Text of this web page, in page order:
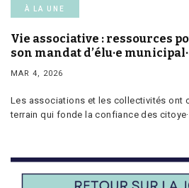
À LA UNE
Vie associative : ressources
son mandat d’élu·e
MAR 4, 2026
Les associations et les collectivités ont
terrain qui fonde la confiance des